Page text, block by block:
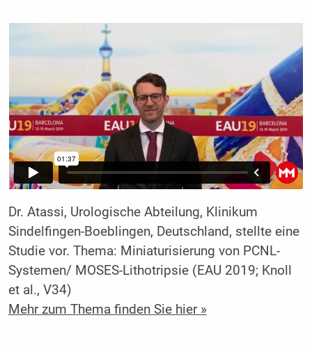
Dr. Atassi, Urologische Abteilung, Klinikum
Sindelfingen-Boeblingen, Deutschland, stellte eine
Studie vor. Thema: Miniaturisierung von PCNL-
Systemen/ MOSES-Lithotripsie (EAU 2019; Knoll
et al., V34)
Mehr zum Thema finden Sie hier »